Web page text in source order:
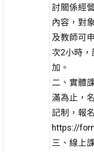
討關係經
內容，對
及教師可
次2小時，
加。
二、實體
滿為止，
記制，報
https://
三、線上